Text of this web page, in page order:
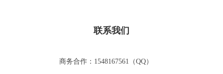
联系我们
商务合作：1548167561（QQ）